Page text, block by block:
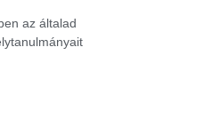
az általad